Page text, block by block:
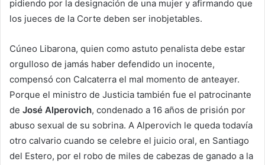
pidiendo por la designación de una mujer y afirmando que
los jueces de la Corte deben ser inobjetables.
Cúneo Libarona, quien como astuto penalista debe estar
orgulloso de jamás haber defendido un inocente,
compensó con Calcaterra el mal momento de anteayer.
Porque el ministro de Justicia también fue el patrocinante
de José Alperovich, condenado a 16 años de prisión por
abuso sexual de su sobrina. A Alperovich le queda todavía
otro calvario cuando se celebre el juicio oral, en Santiago
del Estero, por el robo de miles de cabezas de ganado a la